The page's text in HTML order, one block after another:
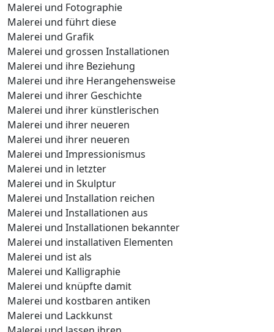
Malerei und Fotographie
Malerei und führt diese
Malerei und Grafik
Malerei und grossen Installationen
Malerei und ihre Beziehung
Malerei und ihre Herangehensweise
Malerei und ihrer Geschichte
Malerei und ihrer künstlerischen
Malerei und ihrer neueren
Malerei und ihrer neueren
Malerei und Impressionismus
Malerei und in letzter
Malerei und in Skulptur
Malerei und Installation reichen
Malerei und Installationen aus
Malerei und Installationen bekannter
Malerei und installativen Elementen
Malerei und ist als
Malerei und Kalligraphie
Malerei und knüpfte damit
Malerei und kostbaren antiken
Malerei und Lackkunst